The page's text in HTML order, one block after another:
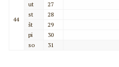
44
ut
27
st
28
št
29
pi
30
so
31